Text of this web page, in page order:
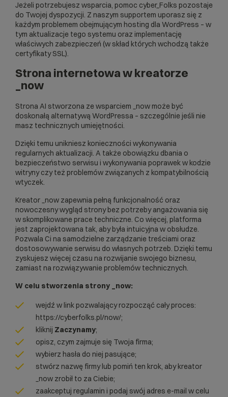
Jeżeli potrzebujesz wsparcia, pomoc cyber_Folks pozostaje
do Twojej dyspozycji. Z naszym supportem uporasz się z
każdym problemem obejmującym hosting dla WordPress – w
tym aktualizacje tego systemu oraz implementację
właściwych zabezpieczeń (w skład których wchodzą także
certyfikaty SSL).
Strona internetowa w kreatorze
_now
Strona AI stworzona ze wsparciem _now może być
doskonałą alternatywą WordPressa – szczególnie jeśli nie
masz technicznych umiejętności.
Dzięki temu unikniesz konieczności wykonywania
regularnych aktualizacji. A także obowiązku dbania o
bezpieczeństwo serwisu i wykonywania poprawek w kodzie
witryny czy też problemów związanych z kompatybilnością
wtyczek.
Kreator _now zapewnia pełną funkcjonalność oraz
nowoczesny wygląd strony bez potrzeby angażowania się
w skomplikowane prace techniczne. Co więcej, platforma
jest zaprojektowana tak, aby była intuicyjna w obsłudze.
Pozwala Ci na samodzielne zarządzanie treściami oraz
dostosowywanie serwisu do własnych potrzeb. Dzięki temu
zyskujesz więcej czasu na rozwijanie swojego biznesu,
zamiast na rozwiązywanie problemów technicznych.
W celu stworzenia strony _now:
wejdź w link pozwalający rozpocząć cały proces:
https://cyberfolks.pl/now/;
kliknij Zaczynamy;
opisz, czym zajmuje się Twoja firma;
wybierz hasła do niej pasujące;
stwórz nazwę firmy lub pomiń ten krok, aby kreator
_now zrobił to za Ciebie;
zaakceptuj regulamin i podaj swój adres e-mail w celu